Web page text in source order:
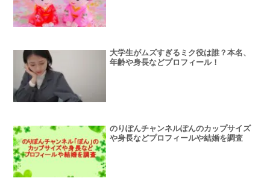
大学生がムズすぎるミク役は誰？本名、
年齢や身長などプロフィール！
のりぽんチャンネルぽんのカップサイズ
や身長などプロフィールや結婚を調査